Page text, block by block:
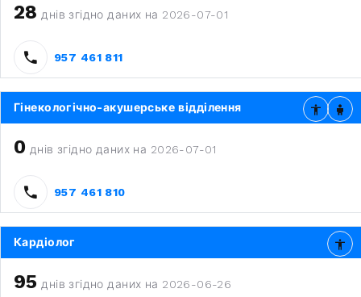
28 днів згідно даних на 2026-07-01
957 461 811
Гінекологічно-акушерське відділення
0 днів згідно даних на 2026-07-01
957 461 810
Кардіолог
95 днів згідно даних на 2026-06-26